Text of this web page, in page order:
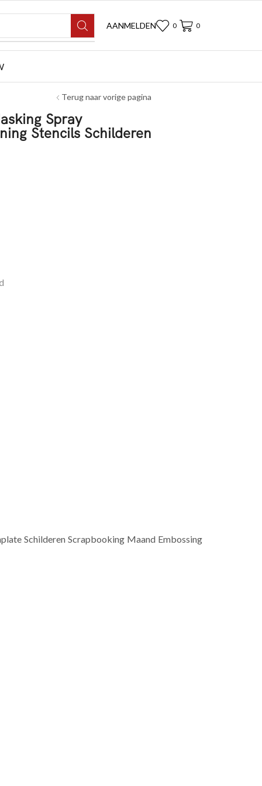
AANMELDEN 0 0
Terug naar vorige pagina
Spray
Stencils Schilderen
Schilderen Scrapbooking Maand Embossing